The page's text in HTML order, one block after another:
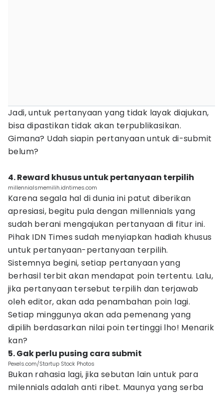
Jadi, untuk pertanyaan yang tidak layak diajukan,
bisa dipastikan tidak akan terpublikasikan.
Gimana? Udah siapin pertanyaan untuk di-submit
belum?
4. Reward khusus untuk pertanyaan terpilih
millennialsmemilih.idntimes.com
Karena segala hal di dunia ini patut diberikan
apresiasi, begitu pula dengan millennials yang
sudah berani mengajukan pertanyaan di fitur ini.
Pihak IDN Times sudah menyiapkan hadiah khusus
untuk pertanyaan-pertanyaan terpilih.
Sistemnya begini, setiap pertanyaan yang
berhasil terbit akan mendapat poin tertentu. Lalu,
jika pertanyaan tersebut terpilih dan terjawab
oleh editor, akan ada penambahan poin lagi.
Setiap minggunya akan ada pemenang yang
dipilih berdasarkan nilai poin tertinggi lho! Menarik
kan?
5. Gak perlu pusing cara submit
Pexels.com/Startup Stock Photos
Bukan rahasia lagi, jika sebutan lain untuk para
milennials adalah anti ribet. Maunya yang serba